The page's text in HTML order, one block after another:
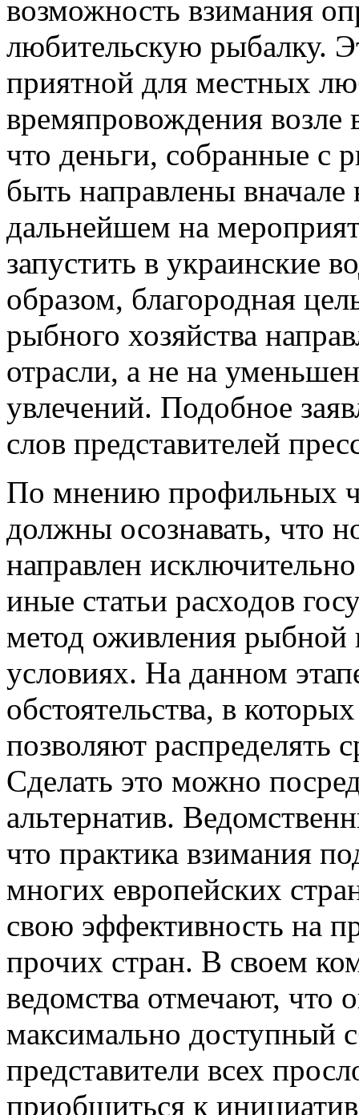
возможность взимания
любительскую рыбалку.
приятной для местных
времяпровождения
что деньги, собранные с
быть направлены
дальнейшем на
запустить в украинские
образом, благородная
рыбного хозяйства
отрасли, а не на
увлечений. Подобное
слов представителей
По мнению профильных
должны осознавать, что
направлен
иные статьи расходов
метод оживления рыбной
условиях. На данном
обстоятельства, в
позволяют распределять
Сделать это можно
альтернатив.
что практика взимания
многих европейских
свою эффективность на
прочих стран. В своем
ведомства отмечают, что
максимально доступный
представители всех
приобщиться к